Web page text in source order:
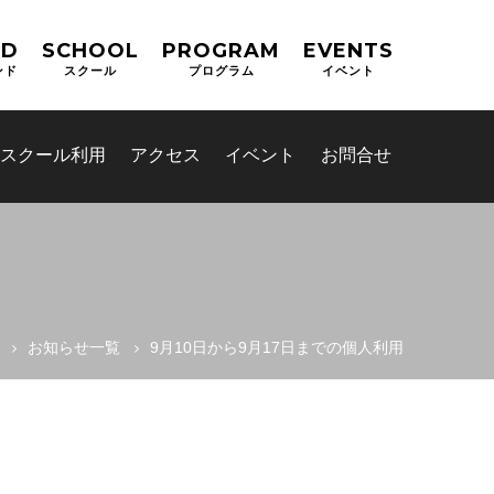
ド
SCHOOL
スクール
PROGRAM
プログラム
EVENTS
イベント
スクール利用 アクセス イベント お問合せ
お知らせ一覧 9月10日から9月17日までの個人利用